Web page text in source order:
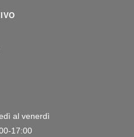
al venerdì
17:00